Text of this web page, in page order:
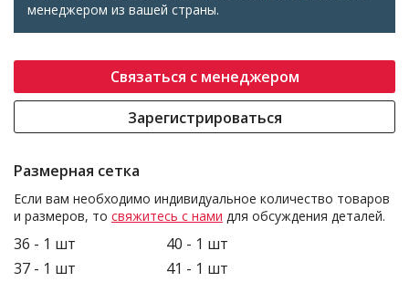
менеджером из вашей страны.
Связаться с менеджером
Зарегистрироваться
Размерная сетка
Если вам необходимо индивидуальное количество товаров
и размеров, то свяжитесь с нами для обсуждения деталей.
36 - 1 шт
37 - 1 шт
40 - 1 шт
41 - 1 шт